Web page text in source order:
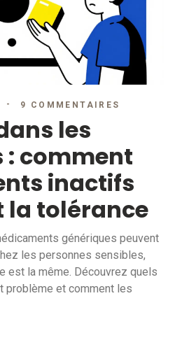
9 COMMENTAIRES
les
: comment
inactifs
la tolérance
génériques peuvent
les personnes sensibles,
est la même. Découvrez quels
problème et comment les